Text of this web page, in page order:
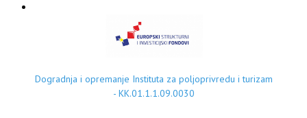
Dogradnja i opremanje Instituta za poljoprivredu i turizam
- KK.01.1.1.09.0030